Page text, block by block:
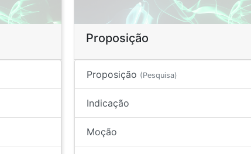
Proposição
Proposição (Pesquisa)
Indicação
Moção